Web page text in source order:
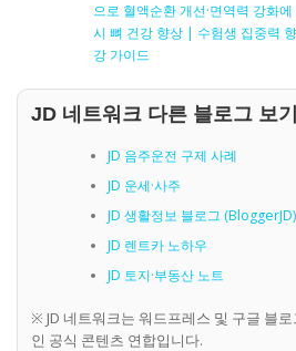
으로 혈액순환 개선·면역력 강화
시 뼈 건강 향상 | 수험생 집중력
강 가이드
JD 네트워크 다른 블로그 보기
JD 음주운전 구제 사례
JD 운세·사주
JD 생활정보 블로그 (BloggerJD)
JD 렌트카 노하우
JD 토지·부동산 노트
※ JD 네트워크는 워드프레스 및 구글 블
인 공식 콘텐츠 연합입니다.